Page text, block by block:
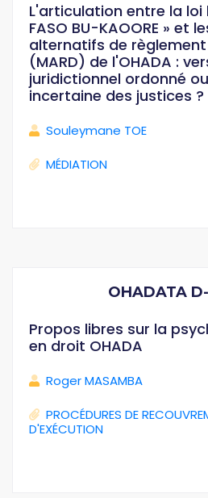
L'articulation entre la loi
FASO BU-KAOORE » et
alternatifs de
(MARD) de l'OHADA :
juridictionnel ordonné
incertaine des justices ?
Souleymane TOE
MÉDIATION
OHADATA
Propos libres sur la
en droit OHADA
Roger MASAMBA
PROCÉDURES DE
D'EXÉCUTION